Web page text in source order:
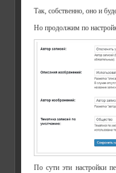
Так, собственно, оно и
Но продолжим по
По сути эти настройки